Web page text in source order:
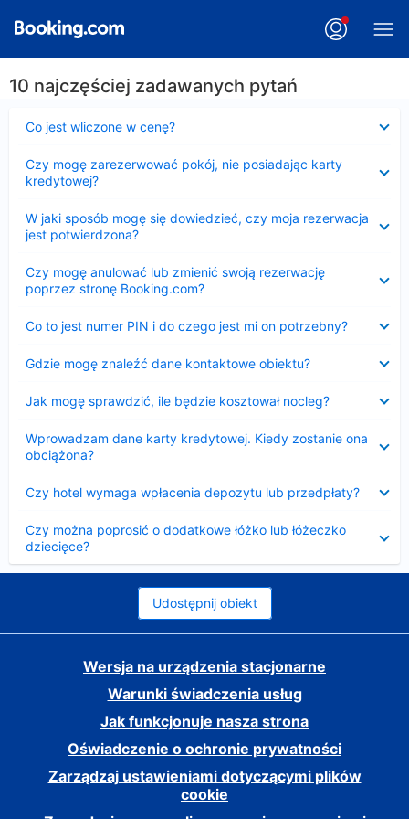
10 najczęściej zadawanych pytań
Co jest wliczone w cenę?
Czy mogę zarezerwować pokój, nie posiadając karty
kredytowej?
W jaki sposób mogę się dowiedzieć, czy moja rezerwacja
jest potwierdzona?
Czy mogę anulować lub zmienić swoją rezerwację
poprzez stronę Booking.com?
Co to jest numer PIN i do czego jest mi on potrzebny?
Gdzie mogę znaleźć dane kontaktowe obiektu?
Jak mogę sprawdzić, ile będzie kosztował nocleg?
Wprowadzam dane karty kredytowej. Kiedy zostanie ona
obciążona?
Czy hotel wymaga wpłacenia depozytu lub przedpłaty?
Czy można poprosić o dodatkowe łóżko lub łóżeczko
dziecięce?
Udostępnij obiekt
Wersja na urządzenia stacjonarne
Warunki świadczenia usług
Jak funkcjonuje nasza strona
Oświadczenie o ochronie prywatności
Zarządzaj ustawieniami dotyczącymi plików
cookie